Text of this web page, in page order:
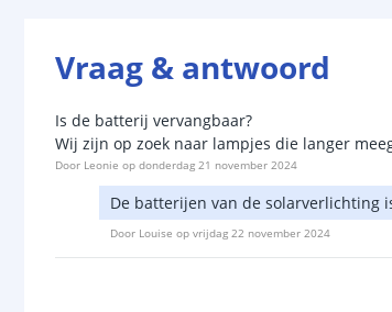
Vraag & antwoord
Is de batterij vervangbaar?
Wij zijn op zoek naar lampjes die langer
Door Leonie op donderdag 21 november 2024
De batterijen van de solarverlichting
Door Louise op vrijdag 22 november 2024